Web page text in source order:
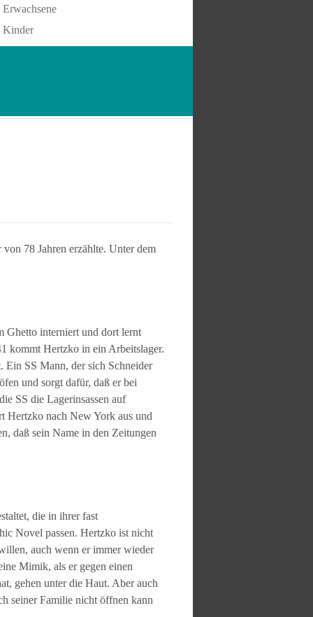
Erwachsene
Kinder
78 Jahren erzählte. Unter dem
Ghetto interniert und dort lernt
kommt Hertzko in ein Arbeitslager.
Ein SS Mann, der sich Schneider
und sorgt dafür, daß er bei
SS die Lagerinsassen auf
Hertzko nach New York aus und
daß sein Name in den Zeitungen
die in ihrer fast
Novel passen. Hertzko ist nicht
auch wenn er immer wieder
Mimik, als er gegen einen
gehen unter die Haut. Aber auch
seiner Familie nicht öffnen kann